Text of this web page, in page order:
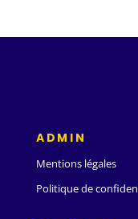
ADMIN
Mentions légales
Politique de